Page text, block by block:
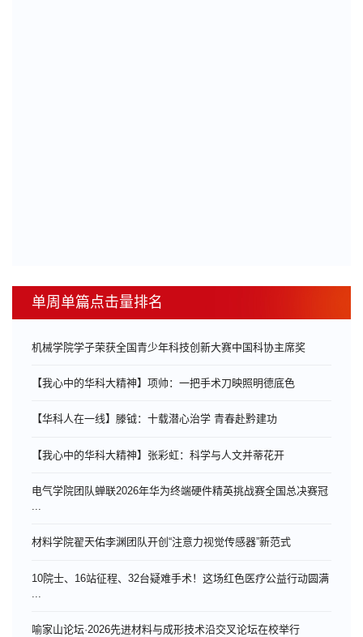
单周单篇点击量排名
机械学院学子荣获全国青少年科技创新大赛中国科协主席奖
【我心中的华科大精神】项帅：一把手术刀映照明德底色
【华科人在一线】滕钺：十载潜心治学 青春赴黔建功
【我心中的华科大精神】张彩虹：科学与人文并蒂花开
电气学院团队蝉联2026年华为终端硬件精英挑战赛全国总决赛冠
...
材料学院翟天佑李渊团队开创“注意力视觉传感器”新范式
10院士、16站征程、32台疑难手术！这场红色医疗公益行动圆满
喻家山论坛·2026先进材料与成形技术沿交叉论坛在校举行